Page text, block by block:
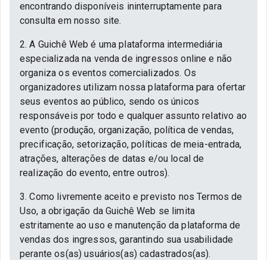
encontrando disponíveis ininterruptamente para
consulta em nosso site.
2. A Guichê Web é uma plataforma intermediária
especializada na venda de ingressos online e não
organiza os eventos comercializados. Os
organizadores utilizam nossa plataforma para ofertar
seus eventos ao público, sendo os únicos
responsáveis por todo e qualquer assunto relativo ao
evento (produção, organização, política de vendas,
precificação, setorização, políticas de meia-entrada,
atrações, alterações de datas e/ou local de
realização do evento, entre outros).
3. Como livremente aceito e previsto nos Termos de
Uso, a obrigação da Guichê Web se limita
estritamente ao uso e manutenção da plataforma de
vendas dos ingressos, garantindo sua usabilidade
perante os(as) usuários(as) cadastrados(as).